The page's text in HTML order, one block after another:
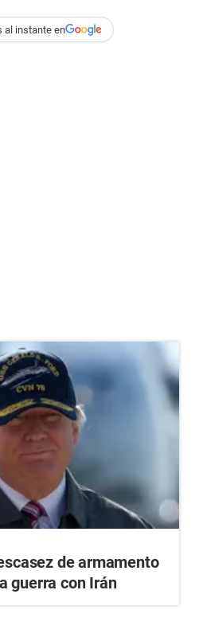
al instante en
de armamento
guerra con Irán